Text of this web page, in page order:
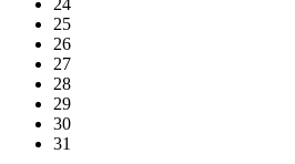
25
26
27
28
29
30
31